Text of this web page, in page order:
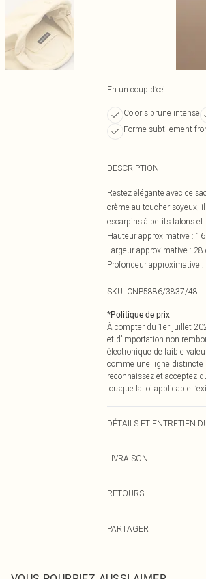
En un coup d’œil
Coloris prune intense
Forme subtilement
DESCRIPTION
Restez élégante avec ce
crème au toucher soyeux,
escarpins à petits talons
Hauteur approximative :
Largeur approximative : 28
Profondeur approximative
SKU: CNP5886/3837/48
*Politique de prix
À compter du 1er juillet
et d’importation non
électronique de faible
comme une ligne distincte
reconnaissez et acceptez
lorsque la loi applicable
DÉTAILS ET ENTRETIEN
LIVRAISON
RETOURS
Veuillez noter que nous
également être essayées
PARTAGER